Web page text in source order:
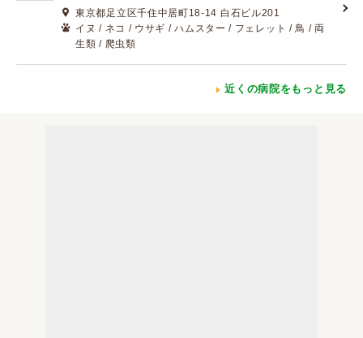
東京都足立区千住中居町18-14 白石ビル201
イヌ / ネコ / ウサギ / ハムスター / フェレット / 鳥 / 両
生類 / 爬虫類
近くの病院をもっと見る